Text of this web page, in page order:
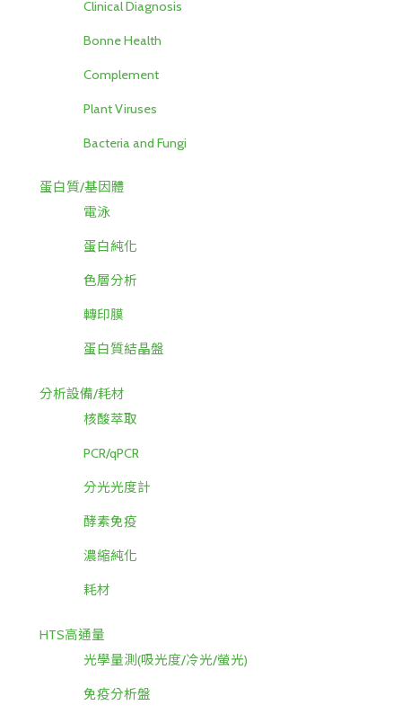
Clinical Diagnosis
Bonne Health
Complement
Plant Viruses
Bacteria and Fungi
蛋白質/基因體
電泳
蛋白純化
色層分析
轉印膜
蛋白質結晶盤
分析設備/耗材
核酸萃取
PCR/qPCR
分光光度計
酵素免疫
濃縮純化
耗材
HTS高通量
光學量測(吸光度/冷光/螢光)
免疫分析盤